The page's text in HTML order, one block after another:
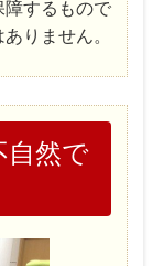
するもので
ありません。
自然で